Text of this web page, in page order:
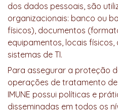
dos dados pessoais, são
organizacionais: banco ou
físicos), documentos
equipamentos, locais
sistemas de TI.
Para assegurar a proteção
operações de tratamento de
IMUNE possui políticas e
disseminadas em todos os